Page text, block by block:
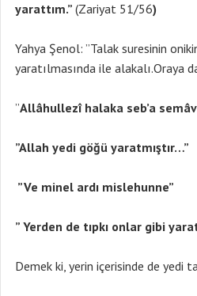
yarattım.” (Zariyat 51/56)
Yahya Şenol: ”Talak suresinin
yaratılmasında ile alakalı.Oraya
”Allâhullezî halaka seb’a
”Allah yedi göğü yaratmıştır…”
”Ve minel ardı mislehunne”
” Yerden de tıpkı onlar gibi
Demek ki, yerin içerisinde de yedi